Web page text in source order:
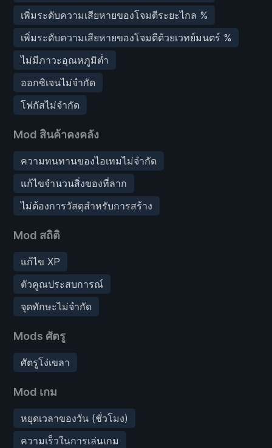
เพิ่มระดับความเสียหายของโจมตีระยะไกล %
เพิ่มระดับความเสียหายของโจมตีด้วยเวทย์มนตร์ %
ไม่มีภาวะอุณหภูมิต่ำ
ออกซิเจนไม่จำกัด
โฟกัสไม่จำกัด
Mod สินค้าคงคลัง
ความทนทานของไอเทมไม่จำกัด
แก้ไขจำนวนสิ่งของที่ลาก
ไม่ต้องการวัสดุสำหรับการสร้าง
Mod สถิติ
แก้ไข XP
ตัวคูณประสบการณ์
จุดทักษะไม่จำกัด
Mods ศัตรู
ศัตรูโง่เขลา
Mod เกม
หยุดเวลาของวัน (ชั่วโมง)
ความเร็วในการเล่นเกม